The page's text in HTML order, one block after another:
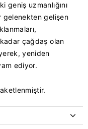
geniş uzmanlığını
gelenekten gelişen
çağdaş olan
yeniden
ediyor.